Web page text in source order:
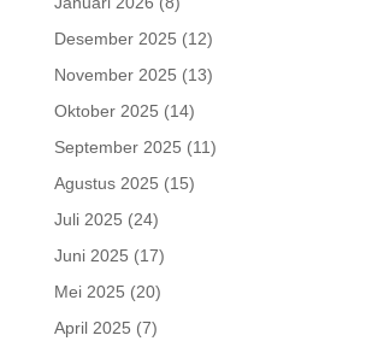
Desember 2025 (12)
November 2025 (13)
Oktober 2025 (14)
September 2025 (11)
Agustus 2025 (15)
Juli 2025 (24)
Juni 2025 (17)
Mei 2025 (20)
April 2025 (7)